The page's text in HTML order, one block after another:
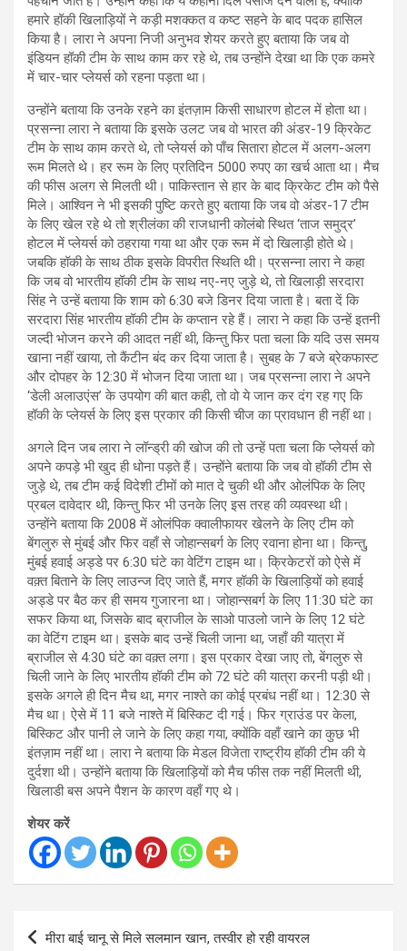
हमारे हॉकी खिलाड़ियों ने कड़ी मशक्कत व कष्ट सहने के बाद पदक हासिल
किया है। लारा ने अपना निजी अनुभव शेयर करते हुए बताया कि जब वो
इंडियन हॉकी टीम के साथ काम कर रहे थे, तब उन्होंने देखा था कि एक कमरे
में चार-चार प्लेयर्स को रहना पड़ता था।
उन्होंने बताया कि उनके रहने का इंतज़ाम किसी साधारण होटल में होता था।
प्रसन्ना लारा ने बताया कि इसके उलट जब वो भारत की अंडर-19 क्रिकेट
टीम के साथ काम करते थे, तो प्लेयर्स को पाँच सितारा होटल में अलग-अलग
रूम मिलते थे। हर रूम के लिए प्रतिदिन 5000 रुपए का खर्च आता था। मैच
की फीस अलग से मिलती थी। पाकिस्तान से हार के बाद क्रिकेट टीम को पैसे
मिले। आश्विन ने भी इसकी पुष्टि करते हुए बताया कि जब वो अंडर-17 टीम
के लिए खेल रहे थे तो श्रीलंका की राजधानी कोलंबो स्थित ‘ताज समुद्र’
होटल में प्लेयर्स को ठहराया गया था और एक रूम में दो खिलाड़ी होते थे।
जबकि हॉकी के साथ ठीक इसके विपरीत स्थिति थी। प्रसन्ना लारा ने कहा
कि जब वो भारतीय हॉकी टीम के साथ नए-नए जुड़े थे, तो खिलाड़ी सरदारा
सिंह ने उन्हें बताया कि शाम को 6:30 बजे डिनर दिया जाता है। बता दें कि
सरदारा सिंह भारतीय हॉकी टीम के कप्तान रहे हैं। लारा ने कहा कि उन्हें इतनी
जल्दी भोजन करने की आदत नहीं थी, किन्तु फिर पता चला कि यदि उस समय
खाना नहीं खाया, तो कैंटीन बंद कर दिया जाता है। सुबह के 7 बजे ब्रेकफास्ट
और दोपहर के 12:30 में भोजन दिया जाता था। जब प्रसन्ना लारा ने अपने
‘डेली अलाउएंस’ के उपयोग की बात कही, तो वो ये जान कर दंग रह गए कि
हॉकी के प्लेयर्स के लिए इस प्रकार की किसी चीज का प्रावधान ही नहीं था।
अगले दिन जब लारा ने लॉन्ड्री की खोज की तो उन्हें पता चला कि प्लेयर्स को
अपने कपड़े भी खुद ही धोना पड़ते हैं। उन्होंने बताया कि जब वो हॉकी टीम से
जुड़े थे, तब टीम कई विदेशी टीमों को मात दे चुकी थी और ओलंपिक के लिए
प्रबल दावेदार थी, किन्तु फिर भी उनके लिए इस तरह की व्यवस्था थी।
उन्होंने बताया कि 2008 में ओलंपिक क्वालीफायर खेलने के लिए टीम को
बेंगलुरु से मुंबई और फिर वहाँ से जोहान्सबर्ग के लिए रवाना होना था। किन्तु,
मुंबई हवाई अड्डे पर 6:30 घंटे का वेटिंग टाइम था। क्रिकेटरों को ऐसे में
वक़्त बिताने के लिए लाउन्ज दिए जाते हैं, मगर हॉकी के खिलाड़ियों को हवाई
अड्डे पर बैठ कर ही समय गुजारना था। जोहान्सबर्ग के लिए 11:30 घंटे का
सफर किया था, जिसके बाद ब्राजील के साओ पाउलो जाने के लिए 12 घंटे
का वेटिंग टाइम था। इसके बाद उन्हें चिली जाना था, जहाँ की यात्रा में
ब्राजील से 4:30 घंटे का वक़्त लगा। इस प्रकार देखा जाए तो, बेंगलुरु से
चिली जाने के लिए भारतीय हॉकी टीम को 72 घंटे की यात्रा करनी पड़ी थी।
इसके अगले ही दिन मैच था, मगर नाश्ते का कोई प्रबंध नहीं था। 12:30 से
मैच था। ऐसे में 11 बजे नाश्ते में बिस्किट दी गई। फिर ग्राउंड पर केला,
बिस्किट और पानी ले जाने के लिए कहा गया, क्योंकि वहाँ खाने का कुछ भी
इंतज़ाम नहीं था। लारा ने बताया कि मेडल विजेता राष्ट्रीय हॉकी टीम की ये
दुर्दशा थी। उन्होंने बताया कि खिलाड़ियों को मैच फीस तक नहीं मिलती थी,
खिलाडी बस अपने पैशन के कारण वहाँ गए थे।
शेयर करें
Post
मीरा बाई चानू से मिले सलमान खान, तस्वीर हो रही वायरल